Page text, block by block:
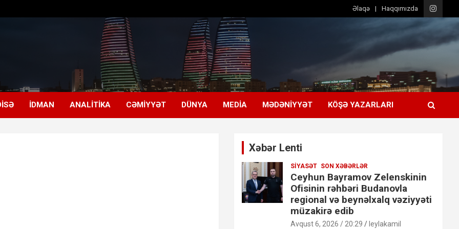
Əlaqə Haqqımızda
İDMAN ANALITIKA CƏMIYYƏT DÜNYA MEDIA MƏDƏNIYYƏT KÖŞƏ YAZARLARI
Xəbər Lenti
SIYASƏT SON XƏBƏRLƏR
Ceyhun Bayramov Zelenskinin
Ofisinin rəhbəri Budanovla
regional və beynəlxalq vəziyyəti
müzakirə edib
Avqust 6, 2026 / 20:29 leylakamil